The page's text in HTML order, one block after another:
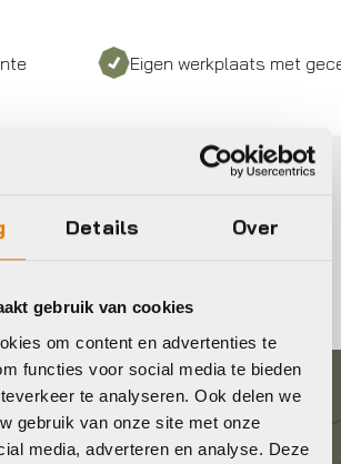
Details Over
gebruik van cookies
om content en advertenties te
functies voor social media te bieden
te analyseren. Ook delen we
gebruik van onze site met onze
media, adverteren en analyse. Deze
Eigen werkplaats met
dames, heren en kinderen in Almere
contact komen?